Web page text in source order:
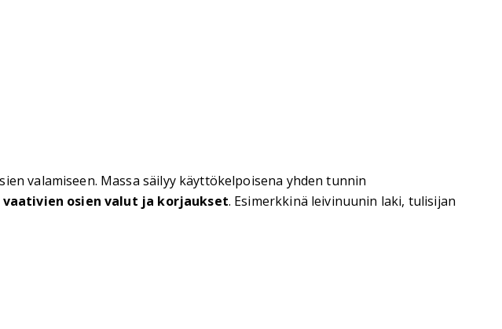
valamiseen. Massa säilyy käyttökelpoisena yhden tunnin
osien valut ja korjaukset. Esimerkkinä leivinuunin laki, tulisijan